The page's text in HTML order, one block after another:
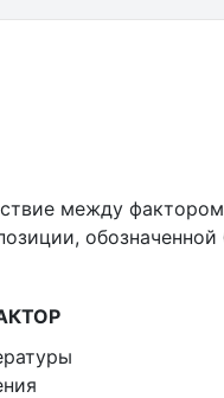
между